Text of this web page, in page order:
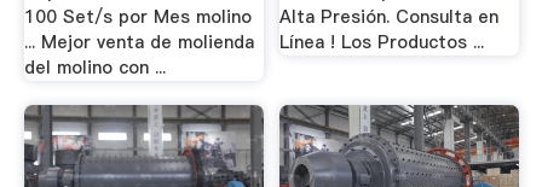
100 Set/s por Mes molino
... Mejor venta de molienda
del molino con ...
Alta Presión. Consulta en
Línea ! Los Productos ...